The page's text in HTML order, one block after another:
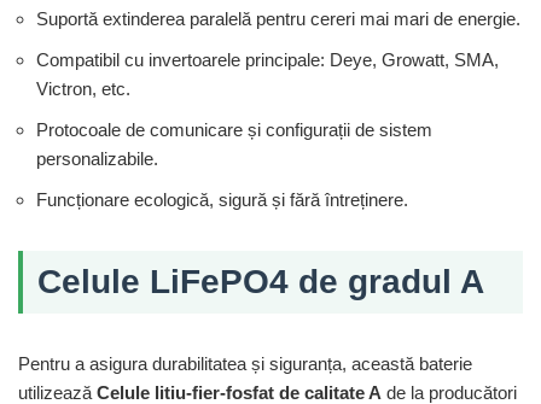
Suportă extinderea paralelă pentru cereri mai mari de energie.
Compatibil cu invertoarele principale: Deye, Growatt, SMA,
Victron, etc.
Protocoale de comunicare și configurații de sistem
personalizabile.
Funcționare ecologică, sigură și fără întreținere.
Celule LiFePO4 de gradul A
Pentru a asigura durabilitatea și siguranța, această baterie
utilizează Celule litiu-fier-fosfat de calitate A de la producători